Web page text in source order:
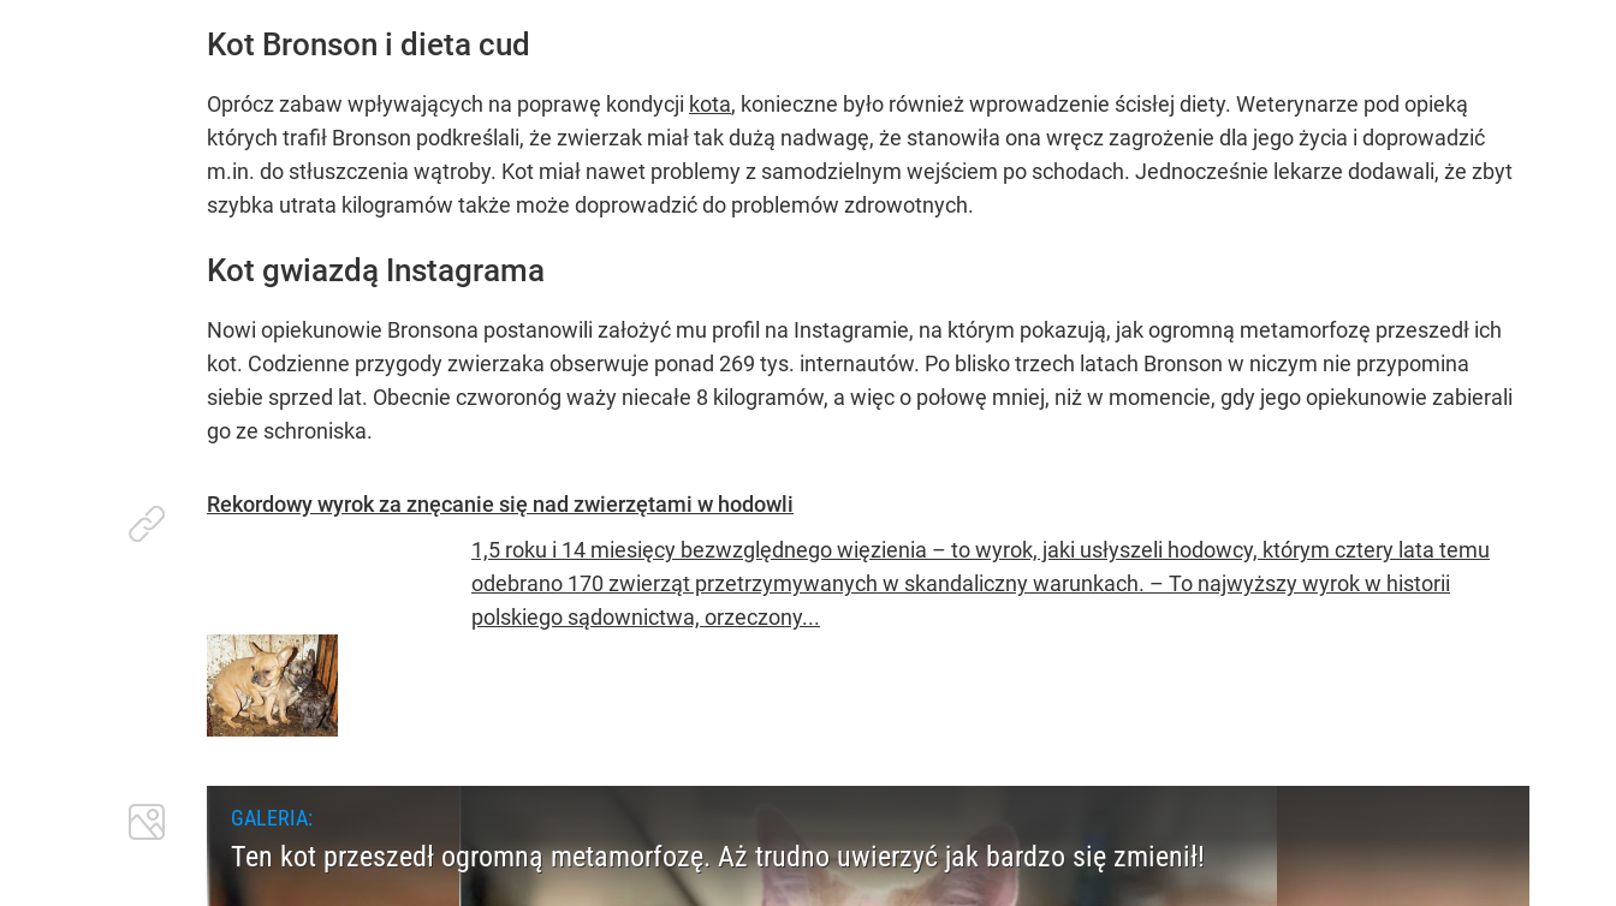
Kot Bronson i dieta cud
Oprócz zabaw wpływających na poprawę kondycji kota, konieczne było również wprowadzenie ścisłej diety. Weterynarze pod opieką
których trafił Bronson podkreślali, że zwierzak miał tak dużą nadwagę, że stanowiła ona wręcz zagrożenie dla jego życia i doprowadzić
m.in. do stłuszczenia wątroby. Kot miał nawet problemy z samodzielnym wejściem po schodach. Jednocześnie lekarze dodawali, że zbyt
szybka utrata kilogramów także może doprowadzić do problemów zdrowotnych.
Kot gwiazdą Instagrama
Nowi opiekunowie Bronsona postanowili założyć mu profil na Instagramie, na którym pokazują, jak ogromną metamorfozę przeszedł ich
kot. Codzienne przygody zwierzaka obserwuje ponad 269 tys. internautów. Po blisko trzech latach Bronson w niczym nie przypomina
siebie sprzed lat. Obecnie czworonóg waży niecałe 8 kilogramów, a więc o połowę mniej, niż w momencie, gdy jego opiekunowie zabierali
go ze schroniska.
Rekordowy wyrok za znęcanie się nad zwierzętami w hodowli
1,5 roku i 14 miesięcy bezwzględnego więzienia – to wyrok, jaki usłyszeli hodowcy, którym cztery lata temu
odebrano 170 zwierząt przetrzymywanych w skandaliczny warunkach. – To najwyższy wyrok w historii
polskiego sądownictwa, orzeczony...